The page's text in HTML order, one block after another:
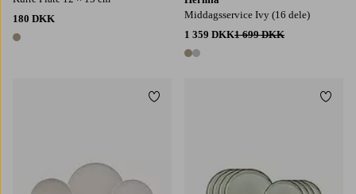
180 DKK
1 farve
Middagsservice Ivy (16 dele)
1 359 DKK1 699 DKK
2 farver
Tilføj til favoritter